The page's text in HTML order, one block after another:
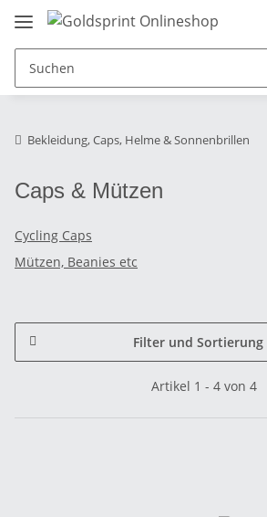
Bekleidung, Caps, Helme & Sonnenbrillen
Caps & Mützen
Cycling Caps
Mützen, Beanies etc
Filter und Sortierung
Artikel 1 - 4 von 4